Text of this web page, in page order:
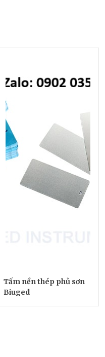
Tấm nền thép phủ sơn
Biuged